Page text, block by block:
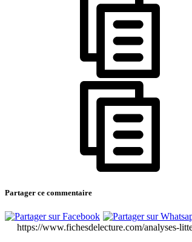
Partager ce commentaire
https://www.fichesdelecture.com/analyses-